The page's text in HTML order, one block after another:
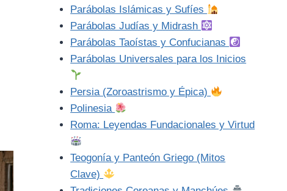
Parábolas Islámicas y Sufíes
Parábolas Judías y Midrash
Parábolas Taoístas y Confucianas
Parábolas Universales para los Inicios
Persia (Zoroastrismo y Épica)
Polinesia
Roma: Leyendas Fundacionales y Virtud
Teogonía y Panteón Griego (Mitos
Clave)